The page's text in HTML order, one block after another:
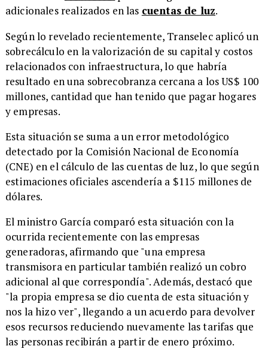
adicionales realizados en las cuentas de luz.
Según lo revelado recientemente, Transelec aplicó un
sobrecálculo en la valorización de su capital y costos
relacionados con infraestructura, lo que habría
resultado en una sobrecobranza cercana a los US$ 100
millones, cantidad que han tenido que pagar hogares
y empresas.
Esta situación se suma a un error metodológico
detectado por la Comisión Nacional de Economía
(CNE) en el cálculo de las cuentas de luz, lo que según
estimaciones oficiales ascendería a $115 millones de
dólares.
El ministro García comparó esta situación con la
ocurrida recientemente con las empresas
generadoras, afirmando que "una empresa
transmisora en particular también realizó un cobro
adicional al que correspondía". Además, destacó que
"la propia empresa se dio cuenta de esta situación y
nos la hizo ver", llegando a un acuerdo para devolver
esos recursos reduciendo nuevamente las tarifas que
las personas recibirán a partir de enero próximo.